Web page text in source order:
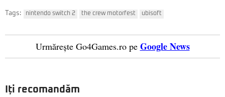
Tags: nintendo switch 2 the crew motorfest ubisoft
Urmărește Go4Games.ro pe Google News
Iți recomandăm